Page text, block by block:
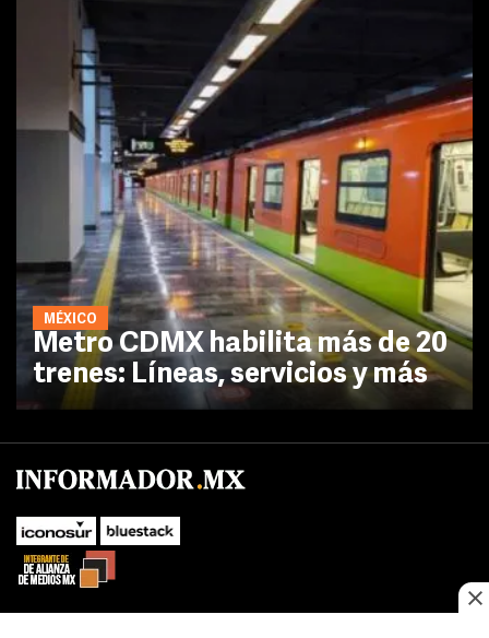
MÉXICO
Metro CDMX habilita más de 20
trenes: Líneas, servicios y más